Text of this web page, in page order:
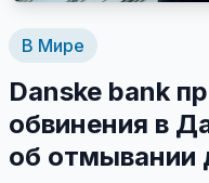
В Мире
Danske bank
обвинения в
об отмывании